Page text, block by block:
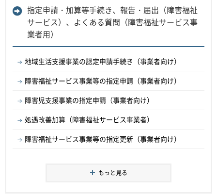
指定申請・加算等手続き、報告・届出（障害福祉
サービス）、よくある質問（障害福祉サービス事
業者用）
地域生活支援事業の認定申請手続き（事業者向け）
障害福祉サービス事業等の指定申請（事業者向け）
障害児支援事業の指定申請（事業者向け）
処遇改善加算（障害福祉サービス事業者）
障害福祉サービス事業等の指定更新（事業者向け）
もっと見る